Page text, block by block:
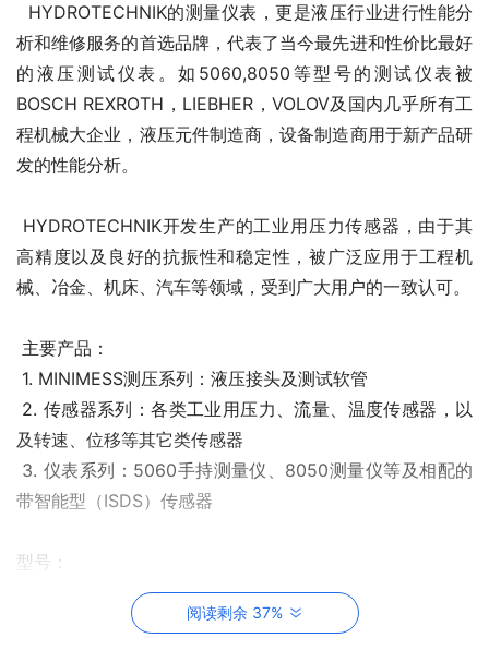
HYDROTECHNIK的测量仪表，更是液压行业进行性能分
析和维修服务的首选品牌，代表了当今最先进和性价比最好
的液压测试仪表。如5060,8050等型号的测试仪表被
BOSCH REXROTH，LIEBHER，VOLOV及国内几乎所有工
程机械大企业，液压元件制造商，设备制造商用于新产品研
发的性能分析。
HYDROTECHNIK开发生产的工业用压力传感器，由于其
高精度以及良好的抗振性和稳定性，被广泛应用于工程机
械、冶金、机床、汽车等领域，受到广大用户的一致认可。
主要产品：
1. MINIMESS测压系列：液压接头及测试软管
2. 传感器系列：各类工业用压力、流量、温度传感器，以
及转速、位移等其它类传感器
3. 仪表系列：5060手持测量仪、8050测量仪等及相配的
带智能型（ISDS）传感器
型号：
HYDROTECHNIK压力传感器011502170 PR130， -50-
400Kpa带电气插头、
阅读剩余 37%